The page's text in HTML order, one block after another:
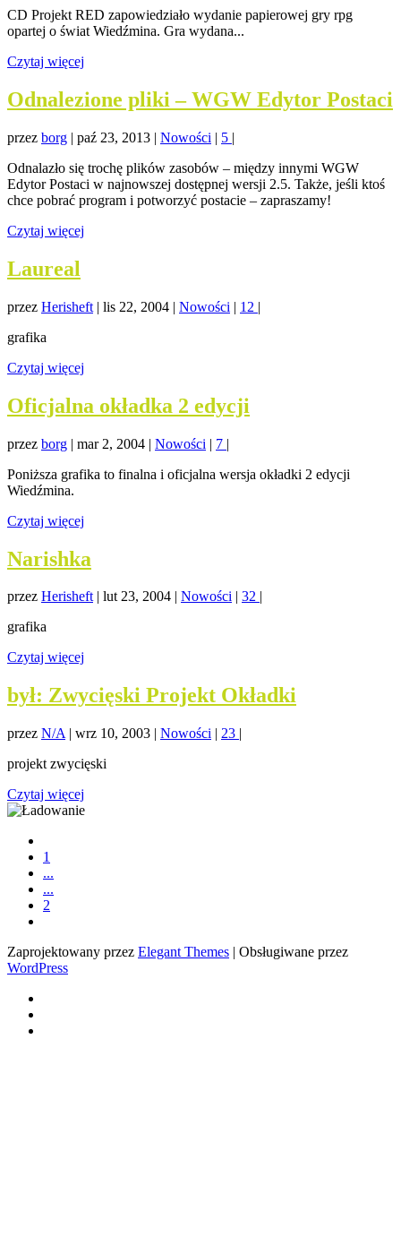
CD Projekt RED zapowiedziało wydanie papierowej gry rpg
opartej o świat Wiedźmina. Gra wydana...
Czytaj więcej
Odnalezione pliki – WGW Edytor Postaci
przez borg | paź 23, 2013 | Nowości | 5 |
Odnalazło się trochę plików zasobów – między innymi WGW
Edytor Postaci w najnowszej dostępnej wersji 2.5. Także, jeśli ktoś
chce pobrać program i potworzyć postacie – zapraszamy!
Czytaj więcej
Laureal
przez Herisheft | lis 22, 2004 | Nowości | 12 |
grafika
Czytaj więcej
Oficjalna okładka 2 edycji
przez borg | mar 2, 2004 | Nowości | 7 |
Poniższa grafika to finalna i oficjalna wersja okładki 2 edycji
Wiedźmina.
Czytaj więcej
Narishka
przez Herisheft| lut 23, 2004 Nowości 32
grafika
Czytaj więcej
był: Zwycięski Projekt Okładki
przez N/A | wrz 10, 2003 | Nowości | 23 |
projekt zwycięski
Czytaj więcej
1
...
...
2
Zaprojektowany przez Elegant Themes | Obsługiwane przez
WordPress